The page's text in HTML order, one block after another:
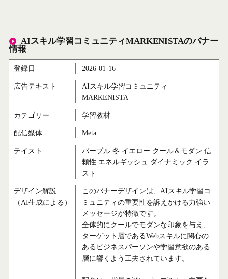
AIスキル学習コミュニティMARKENISTAのバナー
情報
登録日 2026-01-16
広告テキスト
AIスキル学習コミュニティ
MARKENISTA
カテゴリー 学習教材
配信媒体 Meta
テイスト
パープル 冬 イエロー クール＆モダン 信
頼性 エネルギッシュ ダイナミック イラ
スト
デザイン解説
（AI生成による）
このバナーデザインは、AIスキル学習コ
ミュニティの重要性を訴えかける力強い
メッセージが特徴です。
全体的にクールでモダンな印象を与え、
ターゲット層であるWebスキルに関心の
あるビジネスパーソンや学習意欲のある
層に響くよう工夫されています。